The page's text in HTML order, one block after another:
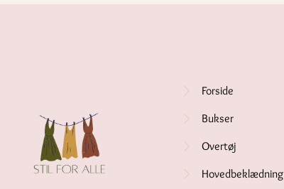
Forside
Bukser
Overtøj
Hovedbeklædning